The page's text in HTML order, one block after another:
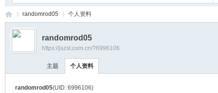
›
randomrod05 个人资料
randomrod05
https://jszst.com.cn/?6996106
主题 个人资料
randomrod05(UID: 6996106)